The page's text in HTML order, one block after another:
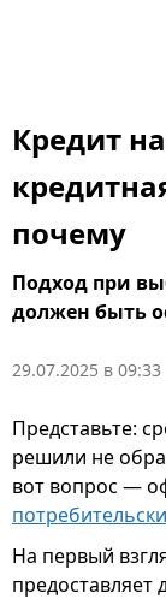
Кредит
почему
Подход при
должен быть
29.07.2025 в 09:33
Представьте:
решили не
вот вопрос —
На первый
предоставляет